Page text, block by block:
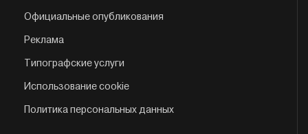
Официальные опубликования
Реклама
Типографские услуги
Использование cookie
Политика персональных данных